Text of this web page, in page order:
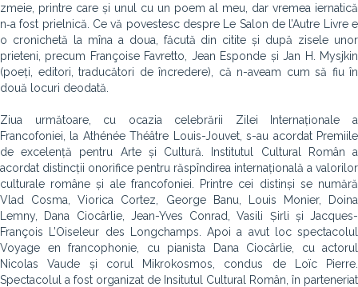
zmeie, printre care și unul cu un poem al meu, dar vremea iernatică
n‑a fost prielnică. Ce vă povestesc despre Le Salon de l’Autre Livre e
o cronichetă la mîna a doua, făcută din citite și după zisele unor
prieteni, precum Françoise Favretto, Jean Esponde și Jan H. Mysjkin
(poeți, editori, traducători de încredere), că n-aveam cum să fiu în
două locuri deodată.
Ziua următoare, cu ocazia celebrării Zilei Internaționale a
Francofoniei, la Athénée Théâtre Louis-Jouvet, s-au acordat Premiile
de excelență pentru Arte și Cultură. Institutul Cultural Român a
acordat distincții onorifice pentru răspîndirea internațională a valorilor
culturale române și ale francofoniei. Printre cei distinși se numără
Vlad Cosma, Viorica Cortez, George Banu, Louis Monier, Doina
Lemny, Dana Ciocârlie, Jean-Yves Conrad, Vasili Șirli și Jacques-
François L’Oiseleur des Longchamps. Apoi a avut loc spectacolul
Voyage en francophonie, cu pianista Dana Ciocârlie, cu actorul
Nicolas Vaude și corul Mikrokosmos, condus de Loïc Pierre.
Spectacolul a fost organizat de Insitutul Cultural Român, în parteneriat